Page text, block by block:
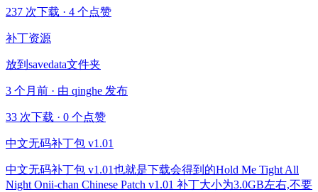
237 次下载 · 4 个点赞
补丁资源
放到savedata文件夹
3 个月前 · 由 qinghe 发布
33 次下载 · 0 个点赞
中文无码补丁包 v1.01
中文无码补丁包 v1.01也就是下载会得到的Hold Me Tight All
Night Onii-chan Chinese Patch v1.01 补丁大小为3.0GB左右,不要